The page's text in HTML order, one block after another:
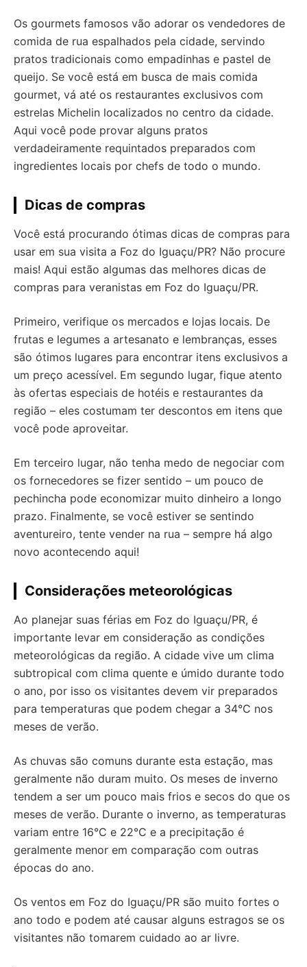
Os gourmets famosos vão adorar os vendedores de
comida de rua espalhados pela cidade, servindo
pratos tradicionais como empadinhas e pastel de
queijo. Se você está em busca de mais comida
gourmet, vá até os restaurantes exclusivos com
estrelas Michelin localizados no centro da cidade.
Aqui você pode provar alguns pratos
verdadeiramente requintados preparados com
ingredientes locais por chefs de todo o mundo.
Dicas de compras
Você está procurando ótimas dicas de compras para
usar em sua visita a Foz do Iguaçu/PR? Não procure
mais! Aqui estão algumas das melhores dicas de
compras para veranistas em Foz do Iguaçu/PR.
Primeiro, verifique os mercados e lojas locais. De
frutas e legumes a artesanato e lembranças, esses
são ótimos lugares para encontrar itens exclusivos a
um preço acessível. Em segundo lugar, fique atento
às ofertas especiais de hotéis e restaurantes da
região – eles costumam ter descontos em itens que
você pode aproveitar.
Em terceiro lugar, não tenha medo de negociar com
os fornecedores se fizer sentido – um pouco de
pechincha pode economizar muito dinheiro a longo
prazo. Finalmente, se você estiver se sentindo
aventureiro, tente vender na rua – sempre há algo
novo acontecendo aqui!
Considerações meteorológicas
Ao planejar suas férias em Foz do Iguaçu/PR, é
importante levar em consideração as condições
meteorológicas da região. A cidade vive um clima
subtropical com clima quente e úmido durante todo
o ano, por isso os visitantes devem vir preparados
para temperaturas que podem chegar a 34°C nos
meses de verão.
As chuvas são comuns durante esta estação, mas
geralmente não duram muito. Os meses de inverno
tendem a ser um pouco mais frios e secos do que os
meses de verão. Durante o inverno, as temperaturas
variam entre 16°C e 22°C e a precipitação é
geralmente menor em comparação com outras
épocas do ano.
Os ventos em Foz do Iguaçu/PR são muito fortes o
ano todo e podem até causar alguns estragos se os
visitantes não tomarem cuidado ao ar livre.